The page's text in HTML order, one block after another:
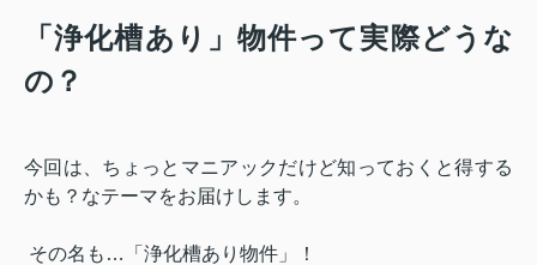
「浄化槽あり」物件って実際どうな
の？
今回は、ちょっとマニアックだけど知っておくと得する
かも？なテーマをお届けします。
その名も…「浄化槽あり物件」！